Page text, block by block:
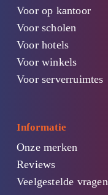
Voor op kantoor
Voor scholen
Voor hotels
Voor winkels
Voor serverruimtes
Informatie
Onze merken
Reviews
Veelgestelde vragen